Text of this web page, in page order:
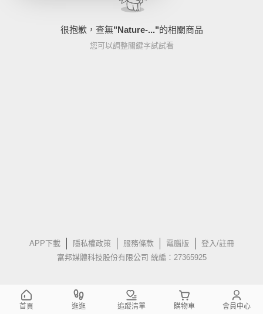
很抱歉，查無"Nature-..."的相關商品
您可以調整關鍵字試試看
APP下載 隱私權政策 服務條款 電腦版
登入/註冊
富邦媒體科技股份有限公司 統編：27365925
首頁 逛逛 追蹤清單 購物車 會員中心